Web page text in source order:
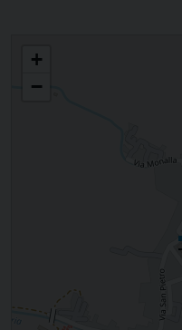
+
−